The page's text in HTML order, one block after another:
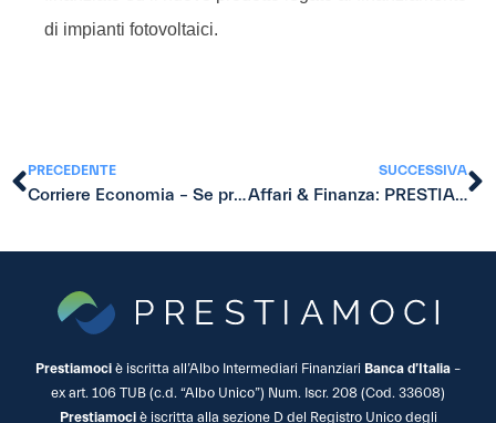
di impianti fotovoltaici.
PRECEDENTE
Corriere Economia – Se presti i soldi ad altri privati.
SUCCESSIVA
Affari & Finanza: PRESTIAMOCI ottiene il sigillo di qualità “TOP Condizioni nel Social Lending” per il 2016.
Prestiamoci è iscritta all’Albo Intermediari Finanziari Banca d’Italia –
ex art. 106 TUB (c.d. “Albo Unico”) Num. Iscr. 208 (Cod. 33608)
Prestiamociè iscritta alla sezione D del Registro Unico degli